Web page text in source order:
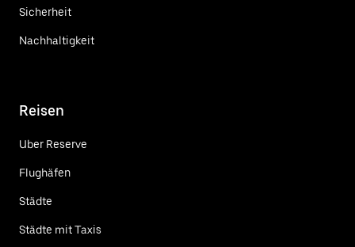
Sicherheit
Nachhaltigkeit
Reisen
Uber Reserve
Flughäfen
Städte
Städte mit Taxis